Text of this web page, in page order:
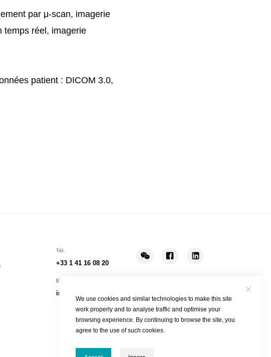
par μ-scan, imagerie
temps réel, imagerie
patient : DICOM 3.0,
Tél.
+33 1 41 16 08 20
E-mail
info@sonoscape.fr
We use cookies and similar technologies to make this site
work properly and to analyse traffic and optimise your
browsing experience. By continuing to browse the site, you
agree to the use of such cookies.